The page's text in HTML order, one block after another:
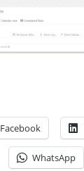
Facebook
WhatsApp